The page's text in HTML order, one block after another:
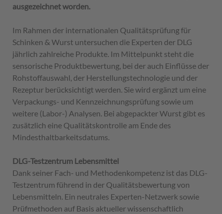
ausgezeichnet worden.
Im Rahmen der internationalen Qualitätsprüfung für
Schinken & Wurst untersuchen die Experten der DLG
jährlich zahlreiche Produkte. Im Mittelpunkt steht die
sensorische Produktbewertung, bei der auch Einflüsse der
Rohstoffauswahl, der Herstellungstechnologie und der
Rezeptur berücksichtigt werden. Sie wird ergänzt um eine
Verpackungs- und Kennzeichnungsprüfung sowie um
weitere (Labor-) Analysen. Bei abgepackter Wurst gibt es
zusätzlich eine Qualitätskontrolle am Ende des
Mindesthaltbarkeitsdatums.
DLG-Testzentrum Lebensmittel
Dank seiner Fach- und Methodenkompetenz ist das DLG-
Testzentrum führend in der Qualitätsbewertung von
Lebensmitteln. Ein neutrales Experten-Netzwerk sowie
Prüfmethoden auf Basis aktueller wissenschaftlich